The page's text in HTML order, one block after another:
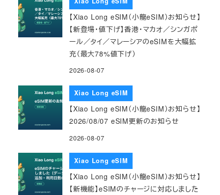
【Xiao Long eSIM（小龍eSIM）お知らせ】
【新登場・値下げ】香港・マカオ／シンガポ
ール／タイ／マレーシアのeSIMを大幅拡
充（最大78%値下げ）
2026-08-07
Xiao Long eSIM
【Xiao Long eSIM（小龍eSIM）お知らせ】
2026/08/07 eSIM更新のお知らせ
2026-08-07
Xiao Long eSIM
【Xiao Long eSIM（小龍eSIM）お知らせ】
【新機能】eSIMのチャージに対応しました